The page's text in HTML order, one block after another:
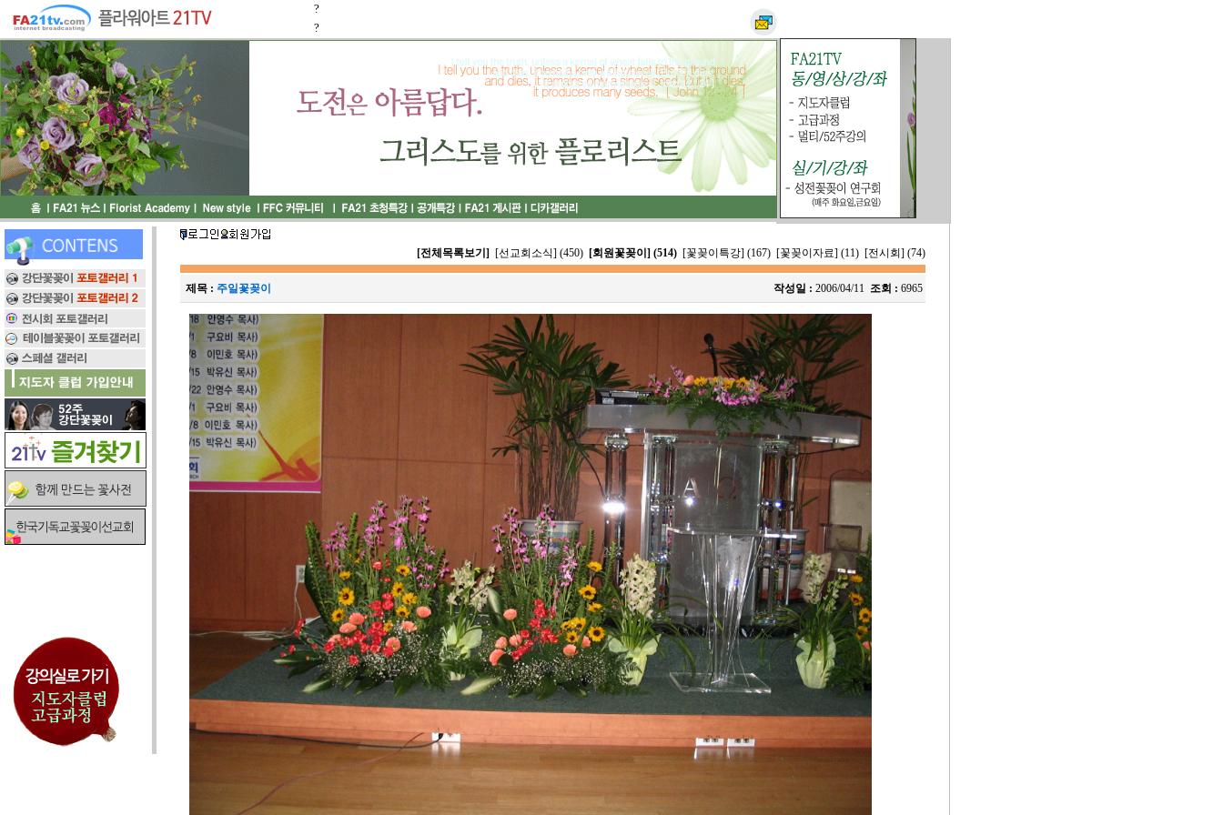
?
?
[전체목록보기] [선교회소식] (450) [회원꽃꽂이] (514) [꽃꽂이특강] (167) [꽃꽂이자료] (11) [전시회] (74)
제목 : 주일꽃꽂이 작성일 : 2006/04/11 조회 : 6965